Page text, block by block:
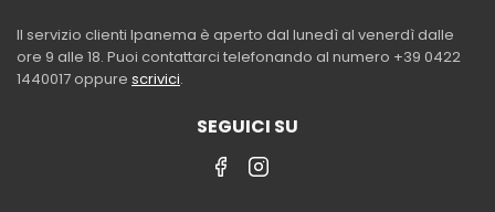
Il servizio clienti Ipanema è aperto dal lunedì al venerdì dalle
ore 9 alle 18. Puoi contattarci telefonando al numero +39 0422
1440017 oppure scrivici.
SEGUICI SU